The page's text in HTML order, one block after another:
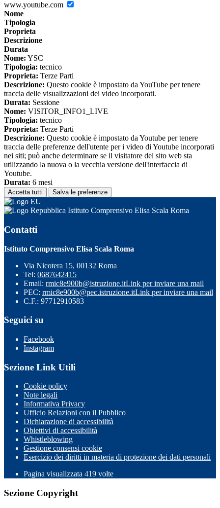
www.youtube.com
Nome
Tipologia
Proprieta
Descrizione
Durata
Nome: YSC
Tipologia: tecnico
Proprieta: Terze Parti
Descrizione: Questo cookie è impostato da YouTube per tenere
traccia delle visualizzazioni dei video incorporati.
Durata: Sessione
Nome: VISITOR_INFO1_LIVE
Tipologia: tecnico
Proprieta: Terze Parti
Descrizione: Questo cookie è impostato da Youtube per tenere
traccia delle preferenze dell'utente per i video di Youtube incorporati
nei siti; può anche determinare se il visitatore del sito web sta
utilizzando la nuova o la vecchia versione dell'interfaccia di
Youtube.
Durata: 6 mesi
Accetta tutti Salva le preferenze
Istituto Comprensivo Elisa Scala Roma
Contatti
Istituto Comprensivo Elisa Scala Roma
Via Nicotera 15, 00132 Roma
Tel: 0687642415
Email: rmic8e900b@istruzione.itLink per inviare una mail
PEC: rmic8e900b@pec.istruzione.itLink per inviare una mail
C.F.: 97712910583
Seguici su
Facebook
Instagram
Sezione Link Utili
Cookie policy
Note legali
Informativa Privacy
Ufficio Relazioni con il Pubblico
Dichiarazione di accessibilità
Obiettivi di accessibilità
Whistleblowing
Gestione consensi cookie
Esercizio dei diritti in materia di protezione dei dati personali
Pagina visualizzata 419 volte
Sezione Copyright